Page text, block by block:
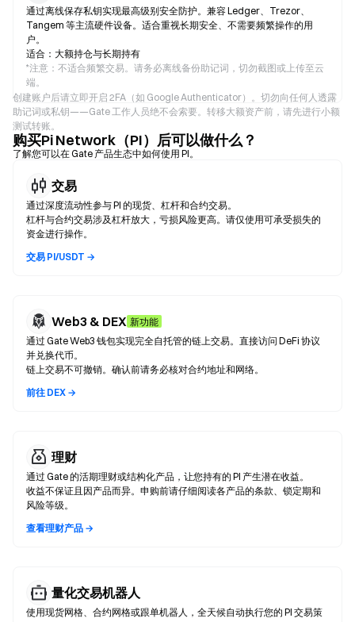
通过离线保存私钥实现最高级别安全防护。兼容 Ledger、Trezor、
Tangem 等主流硬件设备。适合重视长期安全、不需要频繁操作的用
户。
适合：大额持仓与长期持有
*注意：不适合频繁交易。请务必离线备份助记词，切勿截图或上传至云
端。
创建账户后请立即开启 2FA（如 Google Authenticator）。切勿向任何人透露
助记词或私钥——Gate 工作人员绝不会索要。转移大额资产前，请先进行小额
测试转账。
购买Pi Network（PI）后可以做什么？
了解您可以在 Gate 产品生态中如何使用 PI。
交易
通过深度流动性参与 PI 的现货、杠杆和合约交易。
杠杆与合约交易涉及杠杆放大，亏损风险更高。请仅使用可承受损失的
资金进行操作。
交易 PI/USDT →
Web3 & DEX 新功能
通过 Gate Web3 钱包实现完全自托管的链上交易。直接访问 DeFi 协议
并兑换代币。
链上交易不可撤销。确认前请务必核对合约地址和网络。
前往 DEX →
理财
通过 Gate 的活期理财或结构化产品，让您持有的 PI 产生潜在收益。
收益不保证且因产品而异。申购前请仔细阅读各产品的条款、锁定期和
风险等级。
查看理财产品 →
量化交易机器人
使用现货网格、合约网格或跟单机器人，全天候自动执行您的 PI 交易策